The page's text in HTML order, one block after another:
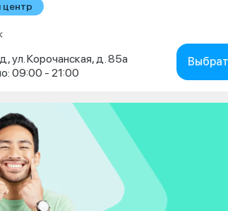
центр
ул. Корочанская, д. 85а
09:00 - 21:00